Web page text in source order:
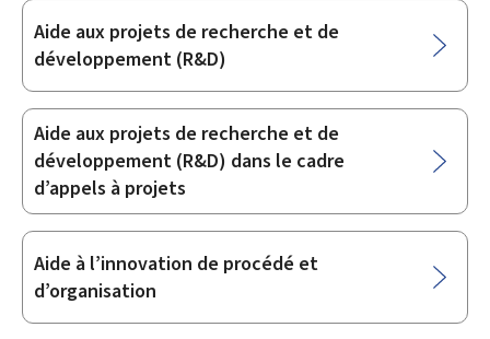
Aide aux projets de recherche et de
développement (R&D)
Aide aux projets de recherche et de
développement (R&D) dans le cadre
d’appels à projets
Aide à l’innovation de procédé et
d’organisation